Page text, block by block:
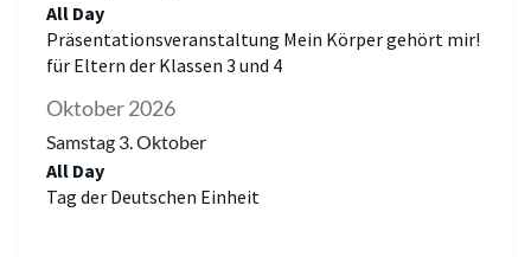
All Day
Präsentationsveranstaltung Mein Körper gehört mir!
für Eltern der Klassen 3 und 4
Oktober 2026
Samstag 3.Oktober
All Day
Tag der Deutschen Einheit